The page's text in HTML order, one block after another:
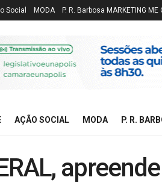
Social MODA P. R. Barbosa MARKETING
AÇÃO SOCIAL MODA P. R.